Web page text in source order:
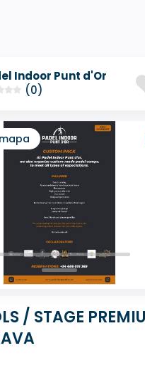
Indoor Punt d'Or
(0)
/ STAGE